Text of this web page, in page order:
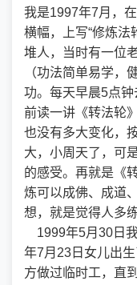
我是1997年7月，
横幅，上写“修炼法
堆人，当时有一位
（功法简单易学，
功。每天早晨5点
前读一讲《转法轮
也没有多大变化，
大，小周天了，可
的感受。再就是《
炼可以成佛、成道
想，就是觉得人多
1999年5月30日
年7月23日女儿出
方做过临时工，直